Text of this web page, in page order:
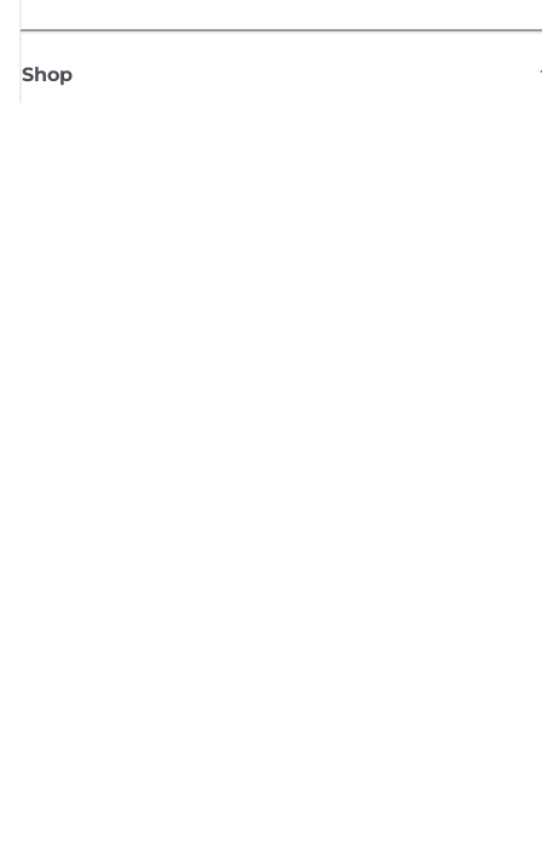
Shop